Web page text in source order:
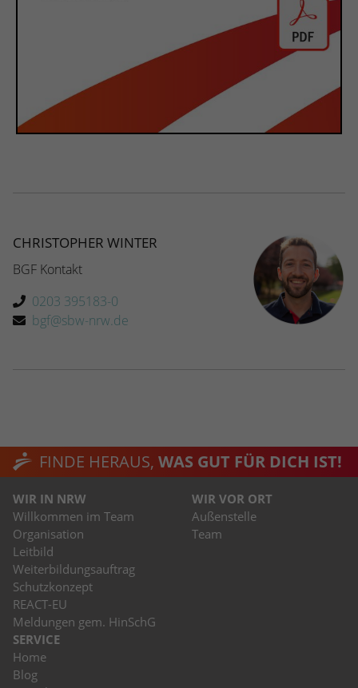
CHRISTOPHER WINTER
BGF Kontakt
0203 395183-0
bgf@sbw-nrw.de
FINDE HERAUS, WAS GUT FÜR DICH IST!
WIR IN NRW
Willkommen im Team
Organisation
Leitbild
Weiterbildungsauftrag
Schutzkonzept
REACT-EU
Meldungen gem. HinSchG
WIR VOR ORT
Außenstelle
Team
SERVICE
Home
Blog